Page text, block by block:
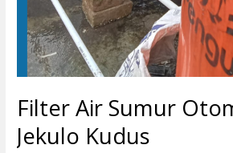
Filter Air Sumur
Jekulo Kudus